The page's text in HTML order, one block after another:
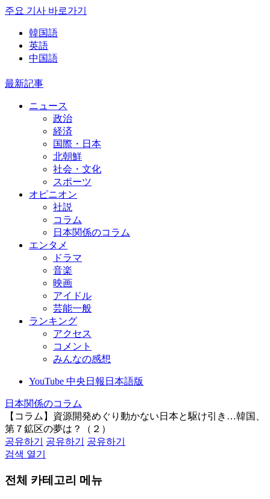
주요 기사 바로가기
韓国語
英語
中国語
最新記事
ニュース
政治
経済
国際・日本
北朝鮮
社会・文化
スポーツ
オピニオン
社説
コラム
日本関係のコラム
エンタメ
ドラマ
音楽
映画
アイドル
芸能一般
ランキング
アクセス
コメント
みんなの感想
YouTube 中央日報日本語版
日本関係のコラム
【コラム】資源開発めぐり動かない日本と駆け引き…韓国、
第７鉱区の夢は？（２）
공유하기
공유하기
공유하기
검색 열기
전체 카테고리 메뉴